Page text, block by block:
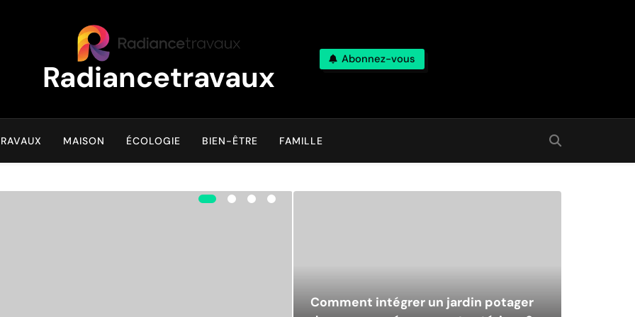
Radiancetravaux Abonnez-vous
MAISON ÉCOLOGIE BIEN-ÊTRE FAMILLE
Comment intégrer un jardin potager